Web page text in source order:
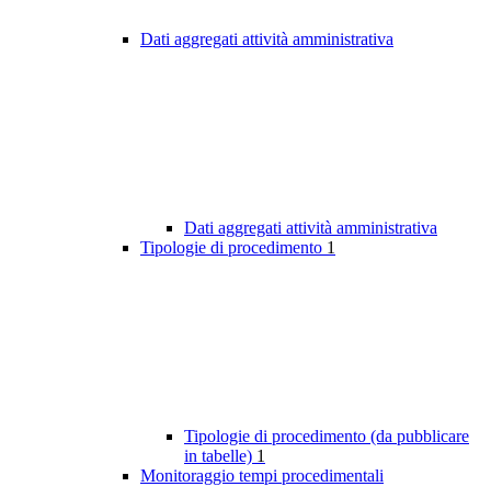
Dati aggregati attività amministrativa
Dati aggregati attività amministrativa
Tipologie di procedimento 1
Tipologie di procedimento (da pubblicare
in tabelle) 1
Monitoraggio tempi procedimentali